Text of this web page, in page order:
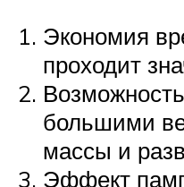
Экономия
проходит
большими
массы и
Эффект